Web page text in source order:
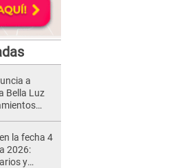
a
Bella Luz
la fecha 4
2026:
y